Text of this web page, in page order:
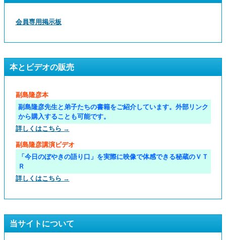
会員専用掲示板
本とビデオの販売
副島隆彦本
副島隆彦先生と弟子たちの書籍をご紹介しています。外部リンク
から購入することも可能です。
詳しくはこちら →
副島隆彦講演ビデオ
「今日のぼやきの語り口」を実際に映像で体感できる秘蔵のＶＴ
Ｒ
詳しくはこちら →
当サイトについて